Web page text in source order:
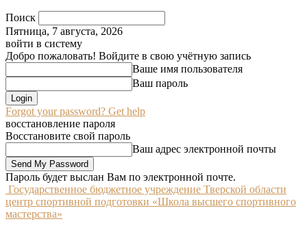
Поиск
Пятница, 7 августа, 2026
войти в систему
Добро пожаловать! Войдите в свою учётную запись
Ваше имя пользователя
Ваш пароль
Forgot your password? Get help
восстановление пароля
Восстановите свой пароль
Ваш адрес электронной почты
Пароль будет выслан Вам по электронной почте.
Государственное бюджетное учреждение Тверской области
центр спортивной подготовки «Школа высшего спортивного
мастерства»